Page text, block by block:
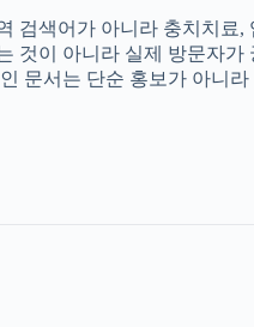
검색어가 아니라 충치치
것이 아니라 실제 방문자
문서는 단순 홍보가 아니